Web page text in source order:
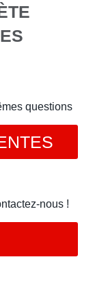
questions
nous !